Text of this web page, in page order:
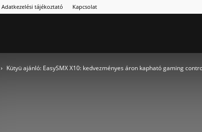
Adatkezelési tájékoztató Kapcsolat
Kütyü ajánló: EasySMX X10: kedvezményes áron kapható gaming